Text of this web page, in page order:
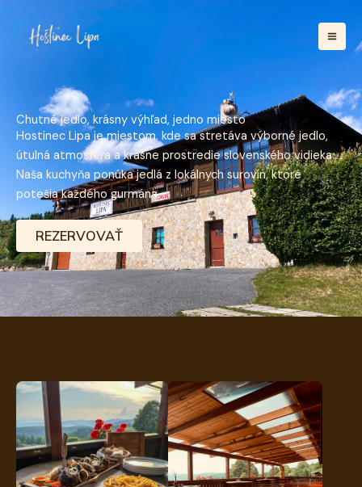
obsah
Chutné jedlo, krásny výhľad, jedno miesto
Hostinec Lipa je miestom, kde sa stretáva výborné jedlo,
útulná atmosféra a krásne prostredie slovenského vidieka.
Naša kuchyňa ponúka jedlá z lokálnych surovín, ktoré
potešia každého gurmána.
REZERVOVAŤ